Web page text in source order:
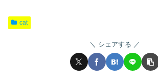
cat
シェアする